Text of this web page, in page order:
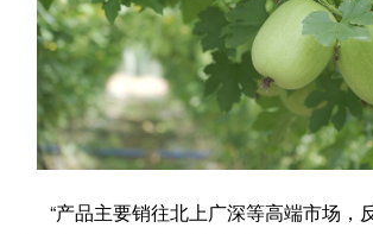
“产品主要销往北上广深等高端市场，